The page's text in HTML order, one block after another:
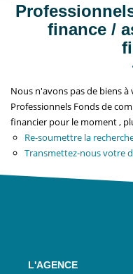
Qui
Sélectionnez...
Type de bien
Créer une alerte
finance /
Nous n'avons pas de biens
Professionnels Fonds de
financier pour le moment ,
Re-soumettre la
Transmettez-nous votre
L'AGENCE